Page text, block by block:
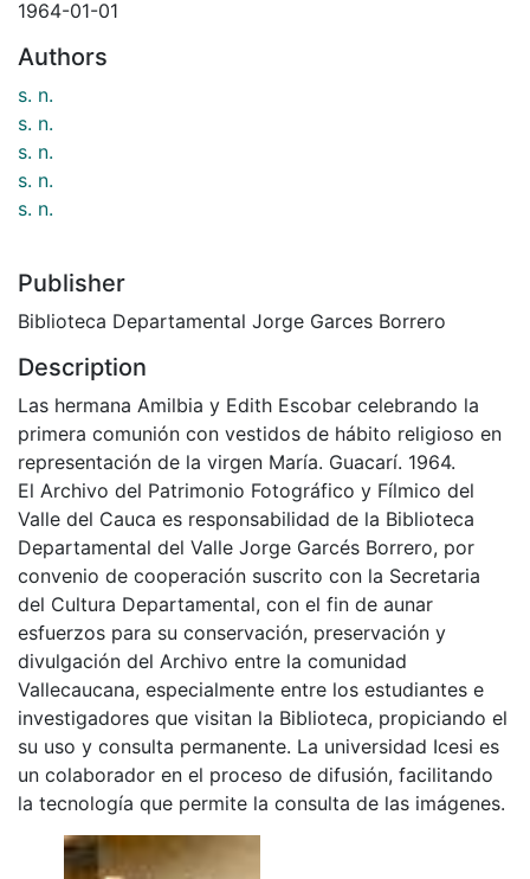
1964-01-01
Authors
s. n.
s. n.
s. n.
s. n.
s. n.
Publisher
Biblioteca Departamental Jorge Garces Borrero
Description
Las hermana Amilbia y Edith Escobar celebrando la
primera comunión con vestidos de hábito religioso en
representación de la virgen María. Guacarí. 1964.
El Archivo del Patrimonio Fotográfico y Fílmico del
Valle del Cauca es responsabilidad de la Biblioteca
Departamental del Valle Jorge Garcés Borrero, por
convenio de cooperación suscrito con la Secretaria
del Cultura Departamental, con el fin de aunar
esfuerzos para su conservación, preservación y
divulgación del Archivo entre la comunidad
Vallecaucana, especialmente entre los estudiantes e
investigadores que visitan la Biblioteca, propiciando el
su uso y consulta permanente. La universidad Icesi es
un colaborador en el proceso de difusión, facilitando
la tecnología que permite la consulta de las imágenes.